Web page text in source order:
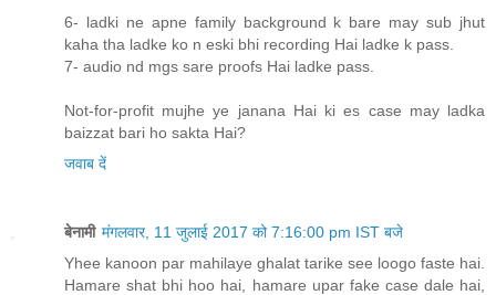
6- ladki ne apne family background k bare may sub jhut
kaha tha ladke ko n eski bhi recording Hai ladke k pass.
7- audio nd mgs sare proofs Hai ladke pass.
Not-for-profit mujhe ye janana Hai ki es case may ladka
baizzat bari ho sakta Hai?
जवाब दें
बेनामी मंगलवार, 11 जुलाई 2017 को 7:16:00 pm IST बजे
Yhee kanoon par mahilaye ghalat tarike see loogo faste hai.
Hamare shat bhi hoo hai, hamare upar fake case dale hai,